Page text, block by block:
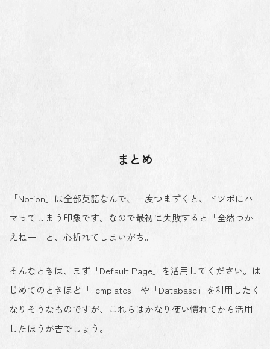
まとめ
「Notion」は全部英語なんで、一度つまずくと、ドツボにハ
マってしまう印象です。なので最初に失敗すると「全然つか
えねー」と、心折れてしまいがち。
そんなときは、まず「Default Page」を活用してください。は
じめてのときほど「Templates」や「Database」を利用したく
なりそうなものですが、これらはかなり使い慣れてから活用
したほうが吉でしょう。